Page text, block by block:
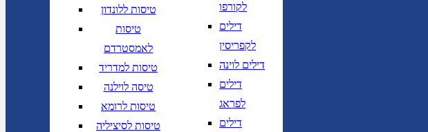
טיסות ללונדון
טיסות
לאמסטרדם
טיסות למדריד
טיסה לוילנה
טיסות לרומא
טיסות לסיציליה
לקורפו
דילים
לקפריסין
דילים לוינה
דילים
לפראג
דילים